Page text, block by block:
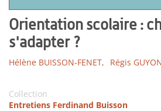
Orientation scolaire :
s'adapter ?
Hélène BUISSON-FENET, Régis
Collection
Entretiens Ferdinand Buisson